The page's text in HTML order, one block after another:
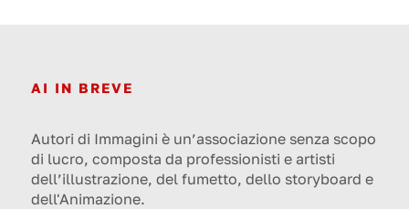
AI IN BREVE
Autori di Immagini è un’associazione senza scopo
di lucro, composta da professionisti e artisti
dell’illustrazione, del fumetto, dello storyboard e
dell'Animazione.